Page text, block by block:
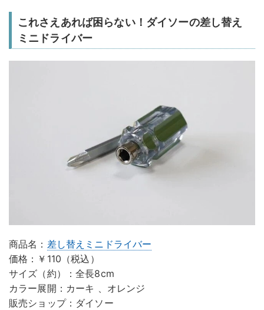
これさえあれば困らない！ダイソーの差し替え
ミニドライバー
商品名： 差し替えミニドライバー
価格：￥110（税込）
サイズ（約）：全長8cm
カラー展開：カーキ 、オレンジ
販売ショップ：ダイソー